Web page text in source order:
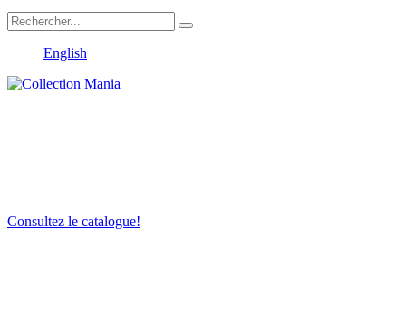
English
Consultez le catalogue!